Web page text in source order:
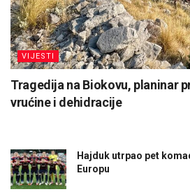
VIJESTI
Tragedija na Biokovu, planinar
vrućine i dehidracije
Hajduk utrpao pet
Europu